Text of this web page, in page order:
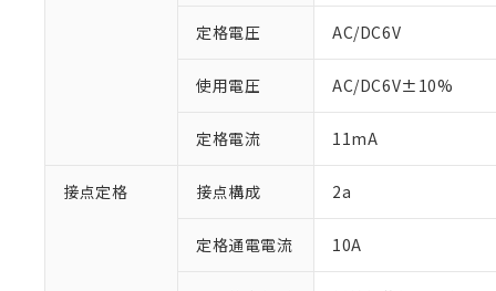
定格電圧 AC/DC6V
使用電圧 AC/DC6V±10%
定格電流 11mA
接点定格 接点構成 2a
定格通電電流 10A
当社制御機
在庫状況お
のであり、
い。
当社販売員
ている必要
六価クロム(Cr(Ⅵ))
ル（DBP） 1000ppm
但し、RoHS指令で産業
フタル酸エステル類の
※2 対応予定月
「－」：未確認で
*中国RoHS10物質の基
Pb(鉛) :1000ppm、 Hg(
Cr(Ⅵ)(六価クロム) :
DBP(フタル酸ジブチル
「ｅ」：有害物質
う）を輸出
などの必要な
ます。
当社は貴社
当社は、貴
記
号
○ 一定数
△ 一定数
－
在庫な